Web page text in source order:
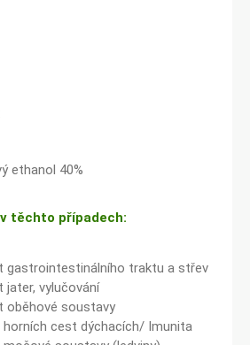
ethanol 40%
těchto případech:
gastrointestinálního traktu a střev
vylučování
oběhové soustavy
cest dýchacích/ Imunita